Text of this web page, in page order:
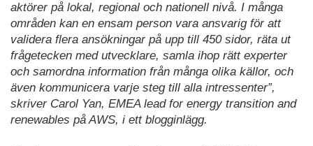
aktörer på lokal, regional och nationell nivå. I många
områden kan en ensam person vara ansvarig för att
validera flera ansökningar på upp till 450 sidor, räta ut
frågetecken med utvecklare, samla ihop rätt experter
och samordna information från många olika källor, och
även kommunicera varje steg till alla intressenter”,
skriver Carol Yan, EMEA lead for energy transition and
renewables på AWS, i ett blogginlägg.